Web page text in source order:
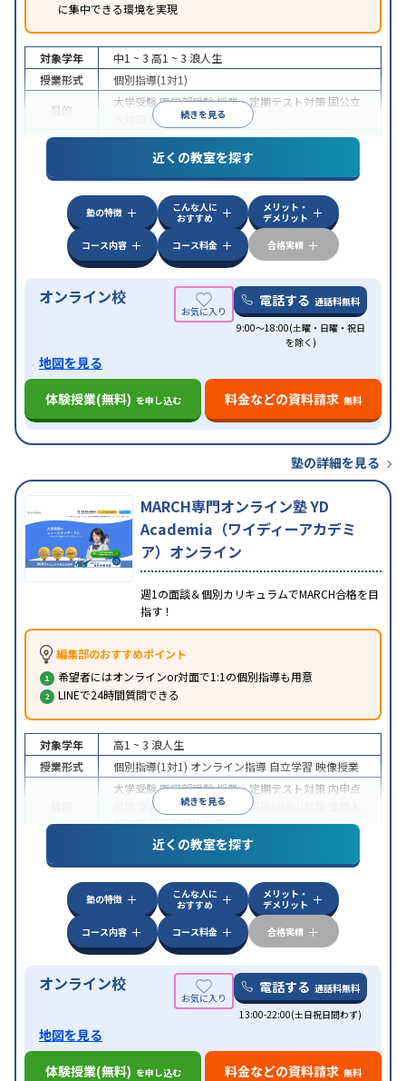
に集中できる環境を実現
続きを見る
対象学年 中1 ~ 3 高1 ~ 3 浪人生
授業形式
個別指導(1対1)
目的
大学受験医学部受験授業・定期テスト対策 国公立
英検(英語検定)対策
中高一貫校生に対応授業の振替可能オンライン対
自習室あり
近くの教室を探す
塾の特徴
こんな人に
おすすめ
メリット・
デメリット
コース内容
コース料金 合格実績
オンライン校 電話する 通話料無料
9:00～18:00(土曜・日曜・祝日
を除く)
地図を見る
体験授業(無料) を申し込む 料金などの資料請求 無料
塾の詳細を見る
MARCH専門オンライン塾 YD
Academia（ワイディーアカデミ
ア）オンライン
週1の面談＆個別カリキュラムでMARCH合格を目
指す！
編集部のおすすめポイント
希望者にはオンラインor対面で1:1の個別指導も用意
LINEで24時間質問できる
続きを見る
対象学年 高1 ~ 3 浪人生
授業形式
個別指導(1対1) オンライン指導 自立学習 映像授業
大学受験医学部受験授業・定期テスト対策 内申点
学習習慣の定着 総合型選抜(旧AO)対策
試対策学校別特化対策
特徴
中高一貫校生に対応授業の振替可能
学習にPC・タブレットを利用オンライン対応1
科目から受講可能
近くの教室を探す
塾の特徴
こんな人に
おすすめ
メリット・
デメリット
コース内容
コース料金 合格実績
オンライン校 電話する 通話料無料
13:00-22:00(土日祝日問わず)
地図を見る
体験授業(無料) を申し込む 料金などの資料請求 無料